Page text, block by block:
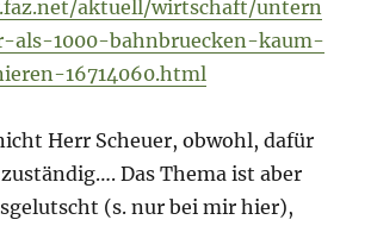
aktuell/wirtschaft/untern
als-1000-bahnbruecken-kaum-
16714060.html
Herr Scheuer, obwohl, dafür
Das Thema ist aber
(s. nur bei mir hier),